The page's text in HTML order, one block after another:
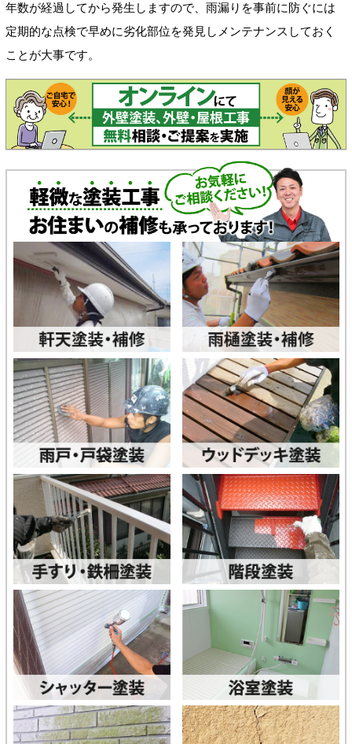
年数が経過してから発生しますので、雨漏りを事前に防ぐには
定期的な点検で早めに劣化部位を発見しメンテナンスしておく
ことが大事です。